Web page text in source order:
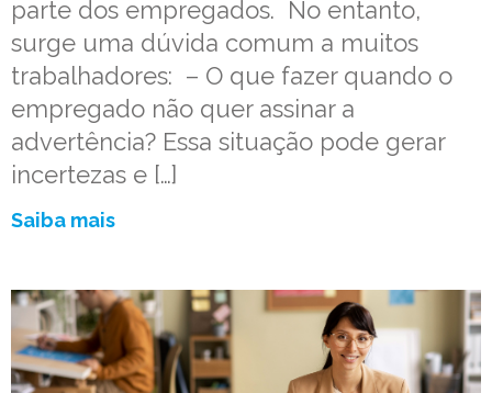
parte dos empregados. No entanto,
surge uma dúvida comum a muitos
trabalhadores: – O que fazer quando o
empregado não quer assinar a
advertência? Essa situação pode gerar
incertezas e […]
Saiba mais